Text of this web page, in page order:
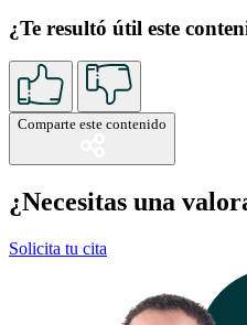
¿Te resultó útil este
Comparte este contenido
¿Necesitas una
Solicita tu cita